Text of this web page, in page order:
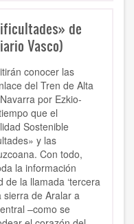
de
Vasco)
conocer las
del Tren de Alta
por Ezkio-
que el
Sostenible
y las
Con todo,
la información
la llamada ‘tercera
sierra de Aralar a
–como se